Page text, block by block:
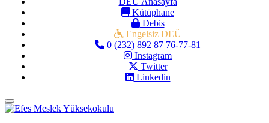
Kütüphane
Debis
Engelsiz DEÜ
0 (232) 892 87 76-77-81
Instagram
Twitter
Linkedin
Menüye Geç